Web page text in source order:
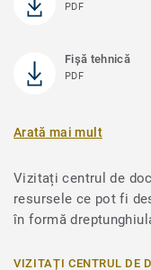
PDF
Fișă tehnică
PDF
Arată mai mult
Vizitați centrul de
resursele ce pot fi
în formă
VIZITAȚI CENTRUL DE